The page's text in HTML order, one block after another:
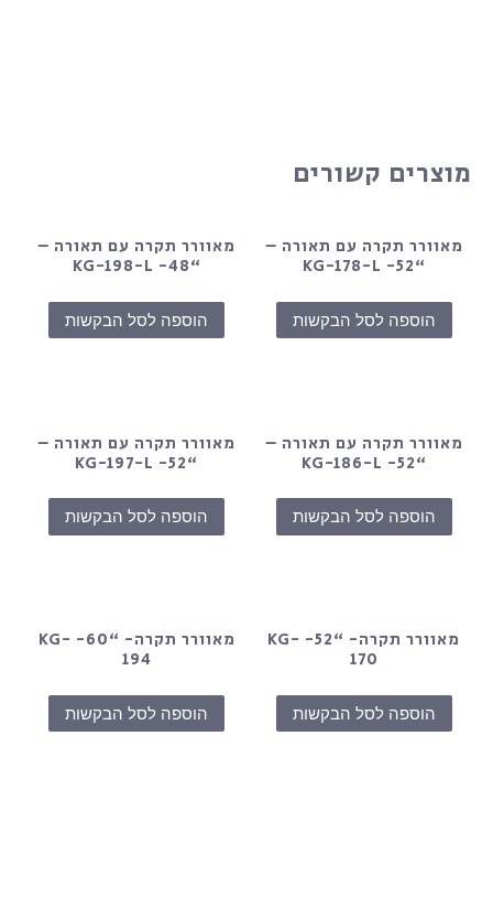
מוצרים קשורים
מאוורר תקרה עם תאורה –
“52- KG-178-L
הוספה לסל הבקשות
מאוורר תקרה עם תאורה –
“48- KG-198-L
הוספה לסל הבקשות
מאוורר תקרה עם תאורה –
“52- KG-186-L
הוספה לסל הבקשות
מאוורר תקרה עם תאורה –
“52- KG-197-L
הוספה לסל הבקשות
מאוורר תקרה- “52- KG-
170
הוספה לסל הבקשות
מאוורר תקרה- “60- KG-
194
הוספה לסל הבקשות